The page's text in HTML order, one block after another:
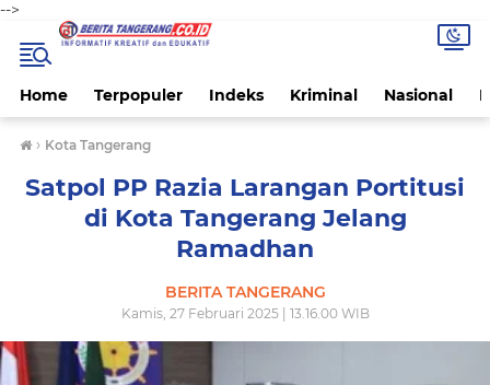
-->
Home Terpopuler Indeks Kriminal Nasional
› Kota Tangerang
Satpol PP Razia Larangan Portitusi
di Kota Tangerang Jelang
Ramadhan
BERITA TANGERANG
Kamis, 27 Februari 2025 | 13.16.00 WIB